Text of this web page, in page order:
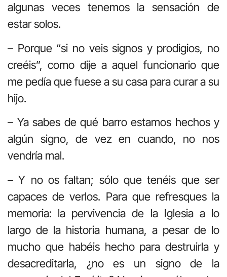
algunas veces tenemos la sensación de
estar solos.
– Porque “si no veis signos y prodigios, no
creéis”, como dije a aquel funcionario que
me pedía que fuese a su casa para curar a su
hijo.
– Ya sabes de qué barro estamos hechos y
algún signo, de vez en cuando, no nos
vendría mal.
– Y no os faltan; sólo que tenéis que ser
capaces de verlos. Para que refresques la
memoria: la pervivencia de la Iglesia a lo
largo de la historia humana, a pesar de lo
mucho que habéis hecho para destruirla y
desacreditarla, ¿no es un signo de la